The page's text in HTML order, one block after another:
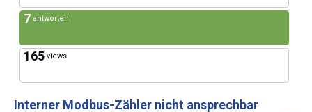
7 antworten
165 views
Interner Modbus-Zähler nicht ansprechbar